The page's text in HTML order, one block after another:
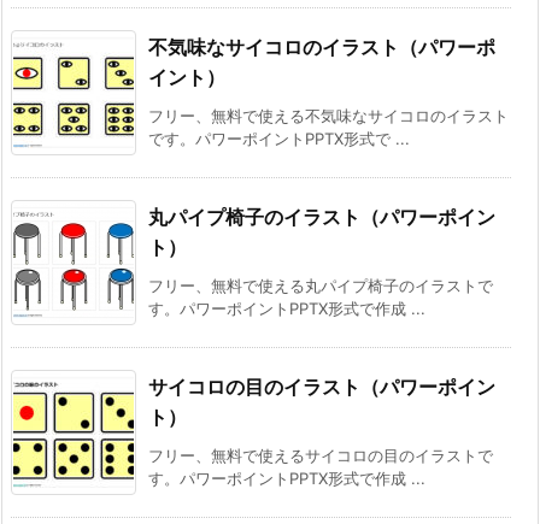
不気味なサイコロのイラスト（パワーポ
イント）
フリー、無料で使える不気味なサイコロのイラスト
です。パワーポイントPPTX形式で ...
丸パイプ椅子のイラスト（パワーポイン
ト）
フリー、無料で使える丸パイプ椅子のイラストで
す。パワーポイントPPTX形式で作成 ...
サイコロの目のイラスト（パワーポイン
ト）
フリー、無料で使えるサイコロの目のイラストで
す。パワーポイントPPTX形式で作成 ...